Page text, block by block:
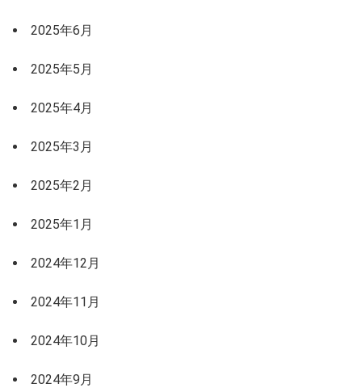
2025年6月
2025年5月
2025年4月
2025年3月
2025年2月
2025年1月
2024年12月
2024年11月
2024年10月
2024年9月